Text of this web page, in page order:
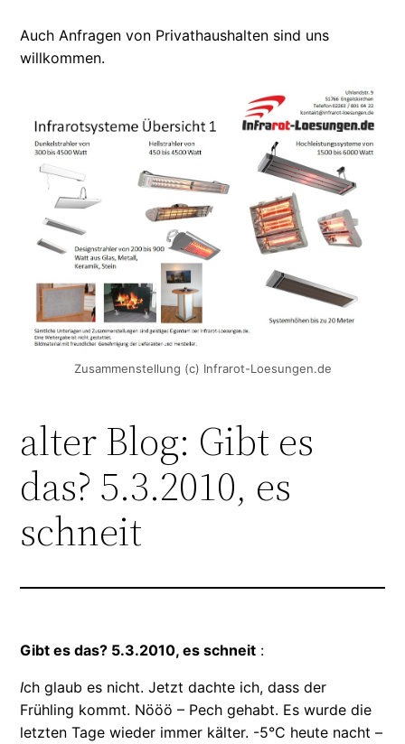
Auch Anfragen von Privathaushalten sind uns
willkommen.
Zusammenstellung (c) Infrarot-Loesungen.de
alter Blog: Gibt es
das? 5.3.2010, es
schneit
Gibt es das? 5.3.2010, es schneit :
Ich glaub es nicht. Jetzt dachte ich, dass der
Frühling kommt. Nööö – Pech gehabt. Es wurde die
letzten Tage wieder immer kälter. -5°C heute nacht –